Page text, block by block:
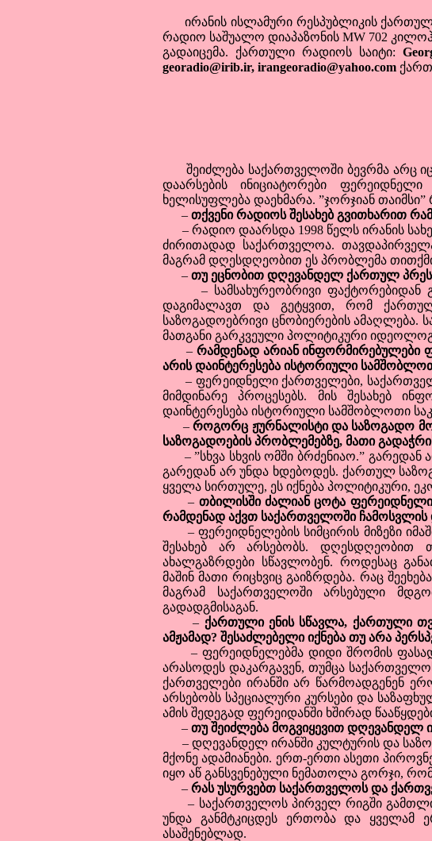
ირანის ისლამური რესპუბლიკის
რადიო საშუალო დიაპაზონის MW 702
გადაიცემა. ქართული რადიოს საიტი:
georadio@irib.ir, irangeoradio@yahoo.com
შეიძლება საქართველოში ბევრმა არც
დაარსების ინიციატორები
ხელისუფლება დაეხმარა. ”ჯორჯიან
– თქვენი რადიოს შესახებ გვითხარით
– რადიო დაარსდა 1998 წელს ირანის
ძირითადად საქართველოა.
მაგრამ დღესდღეობით ეს პრობლემა
– თუ ეცნობით დღევანდელ ქართულ
– სამსახურეობრივი ფაქტორებიდან
დაგიმალავთ და გეტყვით, რომ
საზოგადოებრივი ცნობიერების
მათგანი გარკვეული პოლიტიკური
– რამდენად არიან ინფორმირებულები
არის დაინტერესება ისტორიული
– ფერეიდნელი ქართველები,
მიმდინარე პროცესებს. მის შესახებ
დაინტერესება ისტორიული სამშობლოთი
–როგორც ჟურნალისტი და საზოგადო
საზოგადოების პრობლემებზე, მათი
– ”სხვა სხვის ომში ბრძენიაო.” გარედან
გარედან არ უნდა ხდებოდეს. ქართულ
ყველა სირთულე, ეს იქნება პოლიტიკური,
– თბილისში ძალიან ცოტა
რამდენად აქვთ საქართველოში ჩამოსვლის
– ფერეიდნელების სიმცირის მიზეზი
შესახებ არ არსებობს. დღესდღეობით
ახალგაზრდები სწავლობენ. როდესაც
მაშინ მათი რიცხვიც გაიზრდება. რაც
მაგრამ საქართველოში არსებული
გადადგმისაგან.
– ქართული ენის სწავლა, ქართული
ამჟამად? შესაძლებელი იქნება თუ არა
– ფერეიდნელებმა დიდი შრომის ფასად
არასოდეს დაკარგავენ, თუმცა
ქართველები ირანში არ წარმოადგენენ
არსებობს სპეციალური კურსები და
ამის შედეგად ფერეიდანში ხშირად
– თუ შეიძლება მოგვიყევით დღევანდელ
– დღევანდელ ირანში კულტურის და
მქონე ადამიანები. ერთ-ერთი ასეთი
იყო აწ განსვენებული ნემათოლა გორჯი,
– რას უსურვებთ საქართველოს და
– საქართველოს პირველ რიგში
უნდა განმტკიცდეს ერთობა და ყველამ
ასაშენებლად.